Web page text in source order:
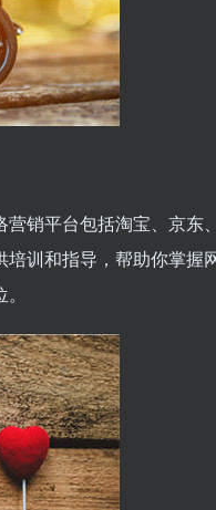
销平台包括淘宝、京东
训和指导，帮助你掌握